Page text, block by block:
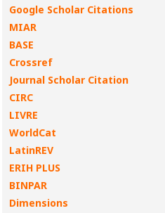
Google Scholar Citations
MIAR
BASE
Crossref
Journal Scholar Citation
CIRC
LIVRE
WorldCat
LatinREV
ERIH PLUS
BINPAR
Dimensions